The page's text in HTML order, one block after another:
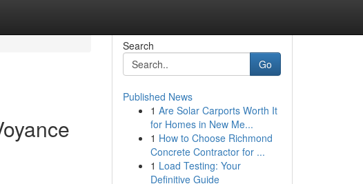
Search
Go
Published News
1 Are Solar Carports Worth It
for Homes in New Me...
1 How to Choose Richmond
Concrete Contractor for ...
1 Load Testing: Your
Definitive Guide